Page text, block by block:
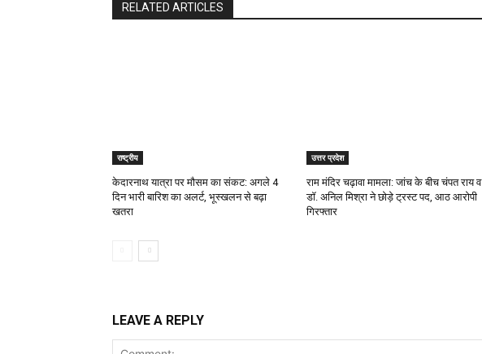
RELATED ARTICLES
राष्ट्रीय
केदारनाथ यात्रा पर मौसम का संकट: अगले 4
दिन भारी बारिश का अलर्ट, भूस्खलन से बढ़ा
खतरा
उत्तर प्रदेश
राम मंदिर चढ़ावा मामला: जांच के बीच चंपत राय व
डॉ. अनिल मिश्रा ने छोड़े ट्रस्ट पद, आठ आरोपी
गिरफ्तार
LEAVE A REPLY